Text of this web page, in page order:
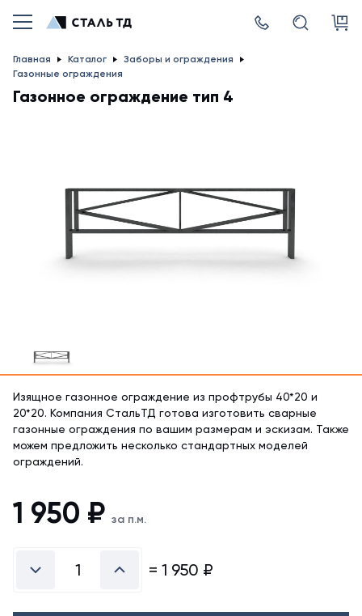
Главная Каталог
Заборы и ограждения
Газонные ограждения
Газонное ограждение тип 4
Изящное газонное ограждение из профтрубы 40*20 и
20*20. Компания СтальТД готова изготовить сварные
газонные ограждения по вашим размерам и эскизам. Также
можем предложить несколько стандартных моделей
ограждений.
1 950 ₽ за п.м.
= 1 950 ₽